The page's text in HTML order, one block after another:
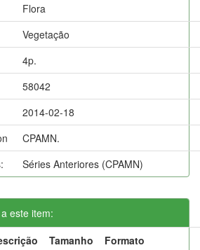
Flora
Vegetação
4p.
58042
2014-02-18
CPAMN.
Séries Anteriores (CPAMN)
este item:
Tamanho
Formato